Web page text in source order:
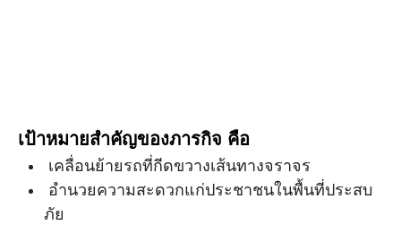
เป้าหมายสำคัญของภารกิจ คือ
เคลื่อนย้ายรถที่กีดขวางเส้นทางจราจร
อำนวยความสะดวกแก่ประชาชนในพื้นที่ประสบ
ภัย